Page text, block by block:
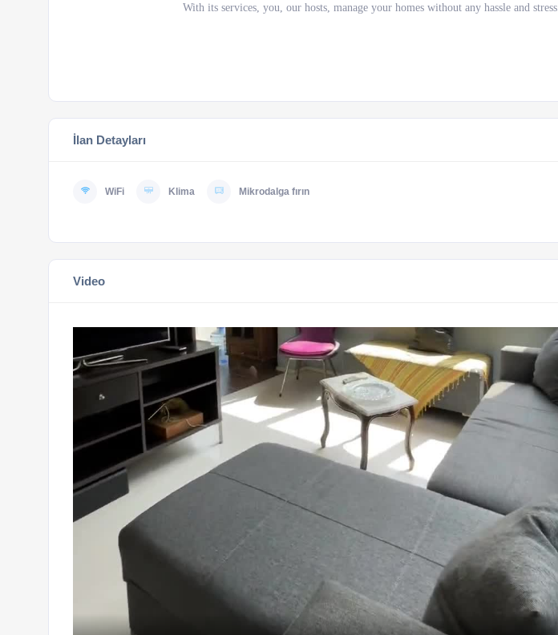
With its services, you, our hosts, manage your homes without any hassle and stress.
İlan Detayları
WiFi Klima Mikrodalga fırın
Video